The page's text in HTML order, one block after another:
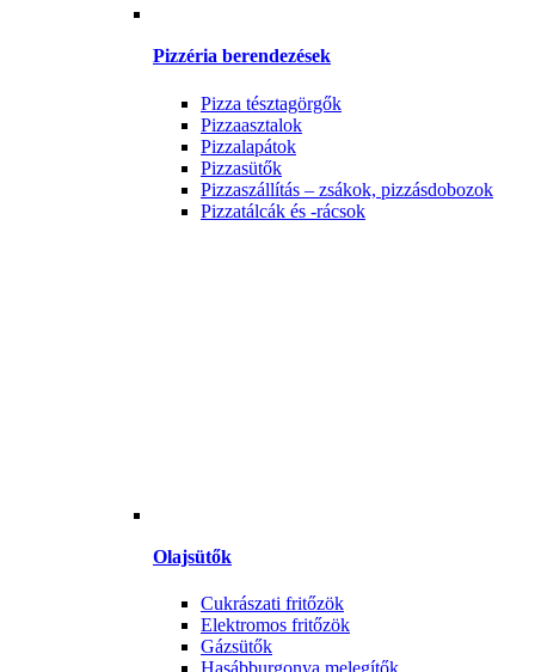
Pizzéria berendezések
Pizza tésztagörgők
Pizzaasztalok
Pizzalapátok
Pizzasütők
Pizzaszállítás – zsákok, pizzásdobozok
Pizzatálcák és -rácsok
Olajsütők
Cukrászati fritőzök
Elektromos fritőzök
Gázsütők